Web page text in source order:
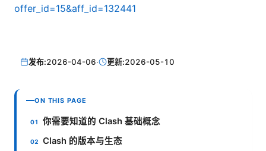
offer_id=15&aff_id=132441
发布:2026-04-06· 更新:2026-05-10
ON THIS PAGE
你需要知道的 Clash 基础概念
Clash 的版本与生态